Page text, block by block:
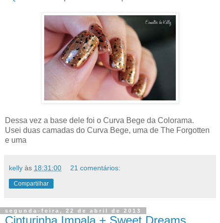
Dessa vez a base dele foi o Curva Bege da Colorama.
Usei duas camadas do Curva Bege, uma de The Forgotten
e uma
kelly às 18:31:00 21 comentários:
Compartilhar
segunda-feira, 22 de abril de 2013